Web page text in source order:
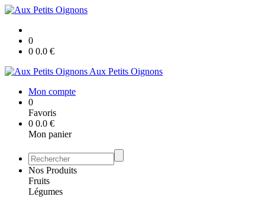
0
0 0.0 €
Aux Petits Oignons
Mon compte
0
Favoris
0 0.0 €
Mon panier
Nos Produits
Fruits
Légumes